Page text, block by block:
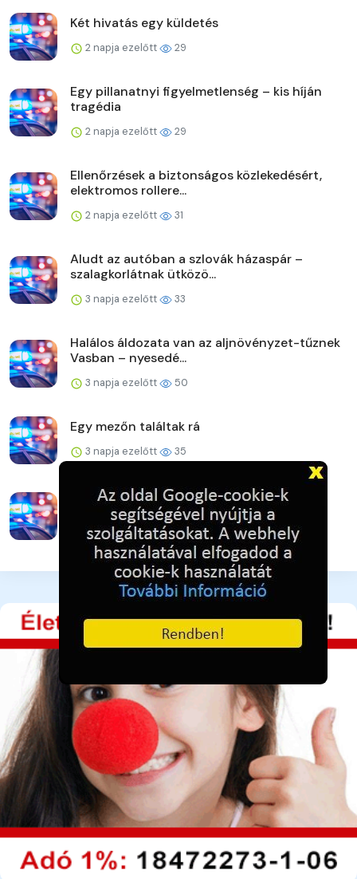
Két hivatás egy küldetés
2 napja ezelőtt 29
Egy pillanatnyi figyelmetlenség – kis híján
tragédia
2 napja ezelőtt 29
Ellenőrzések a biztonságos közlekedésért,
elektromos rollere...
2 napja ezelőtt 31
Aludt az autóban a szlovák házaspár –
szalagkorlátnak ütközö...
3 napja ezelőtt 33
Halálos áldozata van az aljnövényzet-tűznek
Vasban – nyesedé...
3 napja ezelőtt 50
Egy mezőn találtak rá
3 napja ezelőtt 35
Ideiglenes forgalomkorlátozás
Józsefvárosban és Ferencvárosb...
3 napja ezelőtt 36